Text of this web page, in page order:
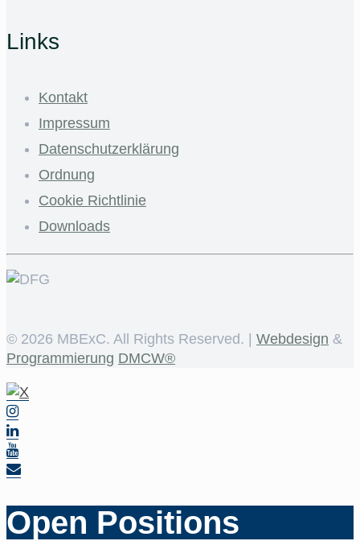
Links
Kontakt
Impressum
Datenschutzerklärung
Ordnung
Cookie Richtlinie
Downloads
© 2026 MBExC. All Rights Reserved. | Webdesign &
Programmierung DMCW®
Open Positions